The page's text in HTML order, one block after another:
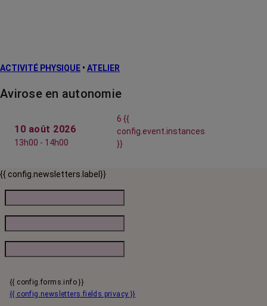
ACTIVITÉ PHYSIQUE • ATELIER
Avirose en autonomie
10 août 2026
13h00 - 14h00
6 {{
config.event.instances
}}
{{ config.newsletters.label}}
{{ config.forms.info }}
{{ config.newsletters.fields.privacy }}